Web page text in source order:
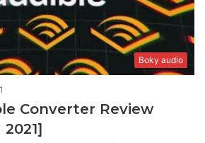
Boky audio
Converter Review